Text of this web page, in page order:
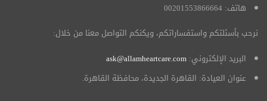
هاتف: 00201553866664
نرحب بأسئلتكم واستفساراتكم، ويكنكم التواصل معنا من خلال:
البريد الإلكتروني: ask@allamheartcare.com
عنوان العيادة: القاهرة الجديدة، محافظة القاهرة.